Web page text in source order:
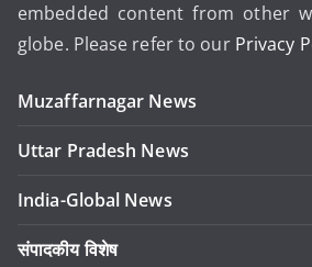
embedded content from other
globe. Please refer to our Privacy
Muzaffarnagar News
Uttar Pradesh News
India-Global News
संपादकीय विशेष